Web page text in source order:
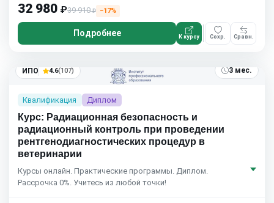
32 980 ₽39 910₽ −17%
Подробнее К курсу Сохр. Сравн.
ИПО 4.6(107) 3 мес.
Квалификация Диплом
Курс: Радиационная безопасность и
радиационный контроль при проведении
рентгенодиагностических процедур в
ветеринарии
Курсы онлайн. Практические программы. Диплом.
Рассрочка 0%. Учитесь из любой точки!